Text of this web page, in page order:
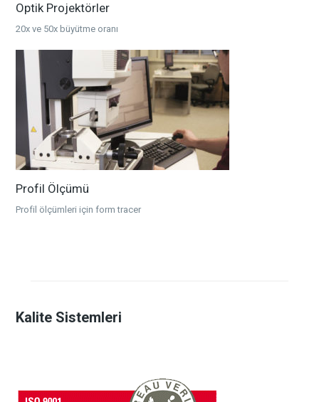
Optik Projektörler
20x ve 50x büyütme oranı
Profil Ölçümü
Profil ölçümleri için form tracer
Kalite Sistemleri